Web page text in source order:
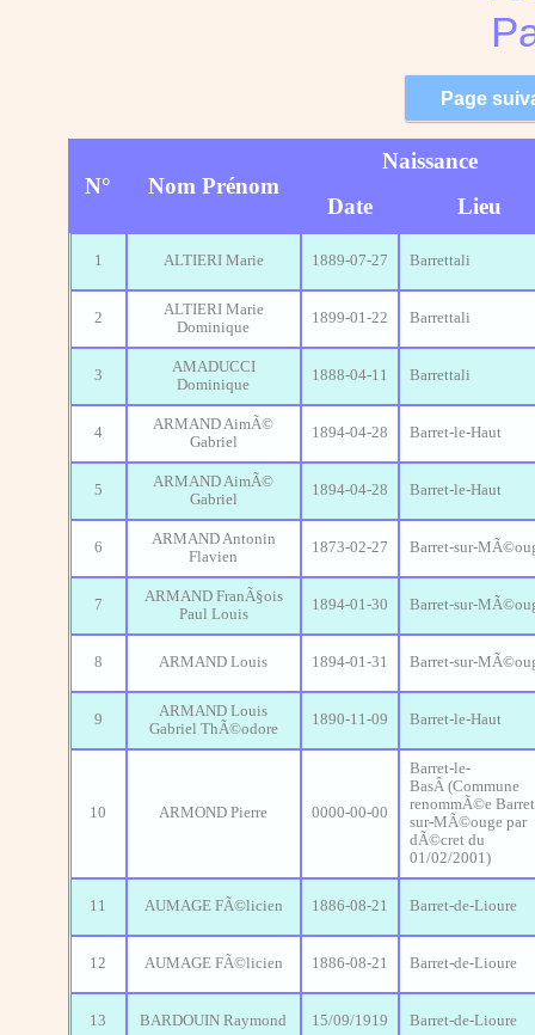
N° Nom Prénom
Naissance
Date
Lieu
1 ALTIERI Marie 1889-07-27 Barrettali
2
ALTIERI Marie
Dominique
1899-01-22 Barrettali
3
AMADUCCI
Dominique
1888-04-11 Barrettali
4
ARMAND AimÃ©
Gabriel
1894-04-28 Barret-le-Haut
5
ARMAND AimÃ©
Gabriel
1894-04-28 Barret-le-Haut
6
ARMAND Antonin
Flavien
1873-02-27 Barret-sur-
7
ARMAND FranÃ§ois
Paul Louis
1894-01-30 Barret-sur-
8 ARMAND Louis 1894-01-31 Barret-sur-
9
ARMAND Louis
Gabriel ThÃ©odore
1890-11-09 Barret-le-Haut
10 ARMOND Pierre 0000-00-00
Barret-le-
BasÂ (Commune
renommÃ©e
sur-MÃ©ouge par
dÃ©cret du
01/02/2001)
11 AUMAGE FÃ©licien 1886-08-21 Barret-de-Lioure
12 AUMAGE FÃ©licien 1886-08-21 Barret-de-Lioure
13 BARDOUIN Raymond 15/09/1919 Barret-de-Lioure